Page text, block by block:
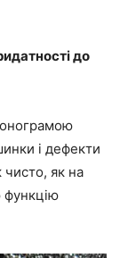
до
і дефекти
чисто, як на